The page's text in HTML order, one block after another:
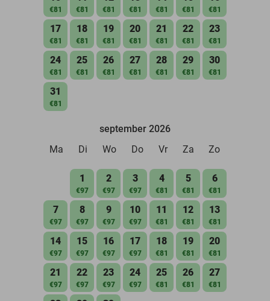
€81 €81 €81 €81 €81 €81 €81
17
€81
18
€81
19
€81
20
€81
21
€81
22
€81
23
€81
24
€81
25
€81
26
€81
27
€81
28
€81
29
€81
30
€81
31
€81
september 2026
Ma
Di Wo Do Vr Za Zo
1
€97
2
€97
3
€97
4
€81
5
€81
6
€81
7
€97
8
€97
9
€97
10
€97
11
€81
12
€81
13
€81
14
€97
15
€97
16
€97
17
€97
18
€81
19
€81
20
€81
21
€97
22
€97
23
€97
24
€97
25
€81
26
€81
27
€81